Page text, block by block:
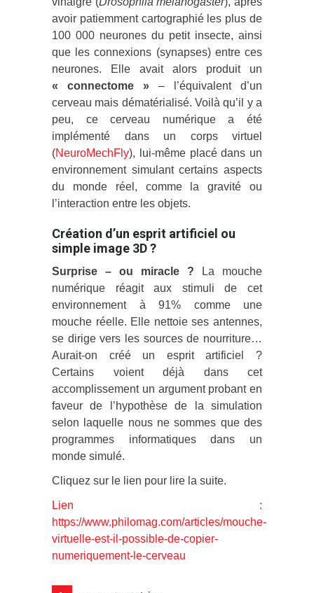
avoir patiemment cartographié les plus de
100 000 neurones du petit insecte, ainsi
que les connexions (synapses) entre ces
neurones. Elle avait alors produit un
« connectome » – l’équivalent d’un
cerveau mais dématérialisé. Voilà qu’il y a
peu, ce cerveau numérique a été
implémenté dans un corps virtuel
(NeuroMechFly), lui-même placé dans un
environnement simulant certains aspects
du monde réel, comme la gravité ou
l’interaction entre les objets.
Création d’un esprit artificiel ou
simple image 3D ?
Surprise – ou miracle ? La mouche
numérique réagit aux stimuli de cet
environnement à 91% comme une
mouche réelle. Elle nettoie ses antennes,
se dirige vers les sources de nourriture…
Aurait-on créé un esprit artificiel ?
Certains voient déjà dans cet
accomplissement un argument probant en
faveur de l’hypothèse de la simulation
selon laquelle nous ne sommes que des
programmes informatiques dans un
monde simulé.
Cliquez sur le lien pour lire la suite.
Lien :
https://www.philomag.com/articles/mouche-
virtuelle-est-il-possible-de-copier-
numeriquement-le-cerveau